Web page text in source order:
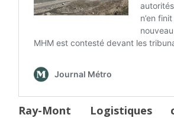
Ray-Mont Logistiques